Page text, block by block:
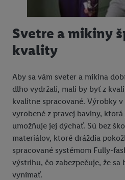
Svetre a mikiny
kvality
Aby sa vám sveter a mikina
dlho vydržali, mali by byť z
kvalitne spracované. Výrobky v
vyrobené z pravej bavlny,
umožňuje jej dýchať. Sú bez
materiálov, ktoré dráždia
spracované systémom Fully-
výstrihu, čo zabezpečuje, že sa
vynímať.